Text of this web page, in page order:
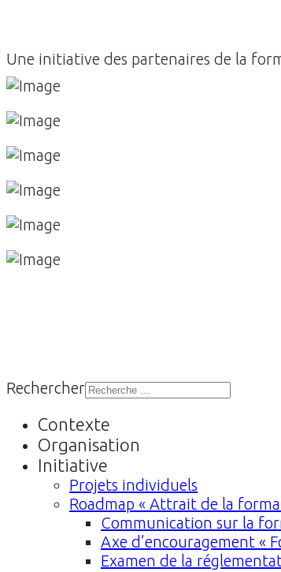
Une initiative des partenaires de la
Rechercher
Contexte
Organisation
Initiative
Projets individuels
Roadmap « Attrait de la
Communication sur la
Axe d’encouragement «
Examen de la